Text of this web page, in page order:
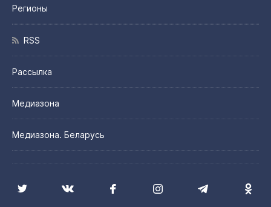
Регионы
RSS
Рассылка
Медиазона
Медиазона. Беларусь